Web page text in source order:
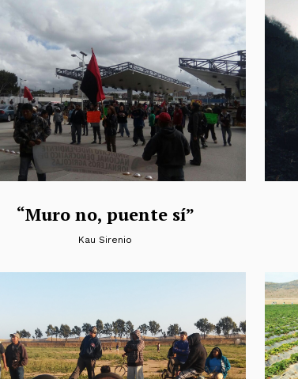
“Muro no, puente sí”
Kau Sirenio